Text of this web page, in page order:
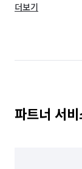
부산 사하구
부산 해운대구
더보기
파트너 서